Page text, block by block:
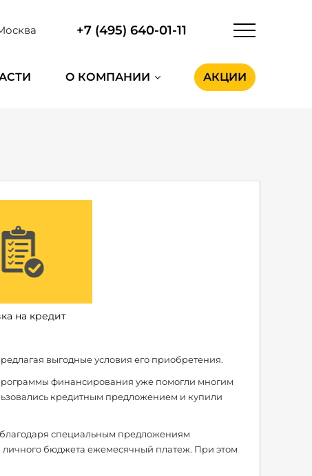
+7 (495) 640-01-11
О КОМПАНИИ АКЦИИ
на кредит
выгодные условия его приобретения.
финансирования уже помогли многим
кредитным предложением и купили
специальным предложениям
бюджета ежемесячный платеж. При этом